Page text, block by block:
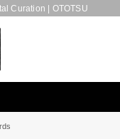
Curation | OTOTSU